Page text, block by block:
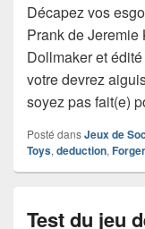
Décapez vos
Prank de
Dollmaker et
votre devrez
soyez pas fait(e)
Posté dansJeux de
Toys, deduction,
Test du jeu